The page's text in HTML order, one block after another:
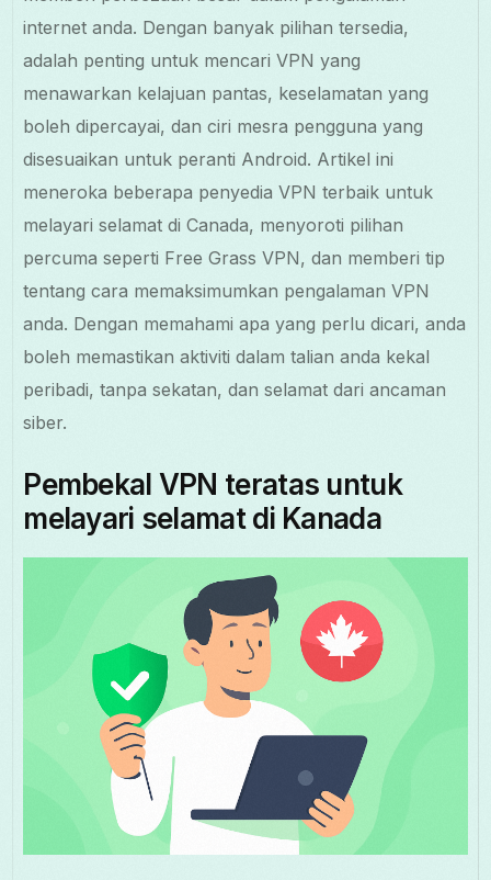
internet anda. Dengan banyak pilihan tersedia,
adalah penting untuk mencari VPN yang
menawarkan kelajuan pantas, keselamatan yang
boleh dipercayai, dan ciri mesra pengguna yang
disesuaikan untuk peranti Android. Artikel ini
meneroka beberapa penyedia VPN terbaik untuk
melayari selamat di Canada, menyoroti pilihan
percuma seperti Free Grass VPN, dan memberi tip
tentang cara memaksimumkan pengalaman VPN
anda. Dengan memahami apa yang perlu dicari, anda
boleh memastikan aktiviti dalam talian anda kekal
peribadi, tanpa sekatan, dan selamat dari ancaman
siber.
Pembekal VPN teratas untuk
melayari selamat di Kanada